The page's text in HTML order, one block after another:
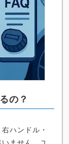
の？
右ハンドル・
ません。ユ